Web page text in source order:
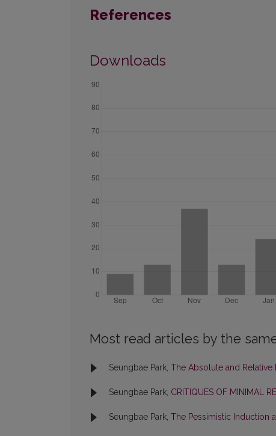
References
Downloads
Most read articles by the
Seungbae Park, The Absolute and Relative
Seungbae Park, CRITIQUES OF MINIMAL
Seungbae Park, The Pessimistic Induction